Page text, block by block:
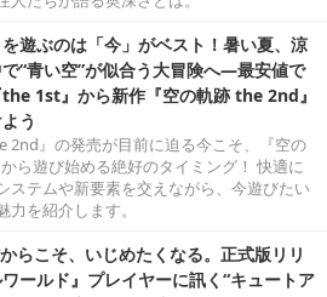
を遊ぶのは「今」がベスト！暑い夏、涼
で“青い空”が似合う大冒険へ―最安値で
1st』から新作『空の軌跡 the 2nd』
う
2nd』の発売が目前に迫る今こそ、『空の
ら遊び始める絶好のタイミング！ 快適に
ステムや新要素を交えながら、今遊びたい
力を紹介します。
らこそ、いじめたくなる。正式版リリ
ールド』プレイヤーに訊く“キュートア